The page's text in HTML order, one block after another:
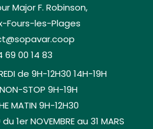
Major F. Robinson,
Fours-les-Plages
69 00 14 83
de 9H-12H30 14H-19H
STOP 9H-19H
MATIN 9H-12H30
du 1er NOVEMBRE au 31 MARS